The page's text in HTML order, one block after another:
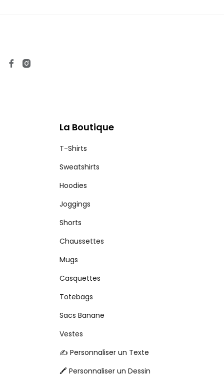
La Boutique
T-Shirts
Sweatshirts
Hoodies
Joggings
Shorts
Chaussettes
Mugs
Casquettes
Totebags
Sacs Banane
Vestes
✍️ Personnaliser un Texte
🖍️ Personnaliser un Dessin